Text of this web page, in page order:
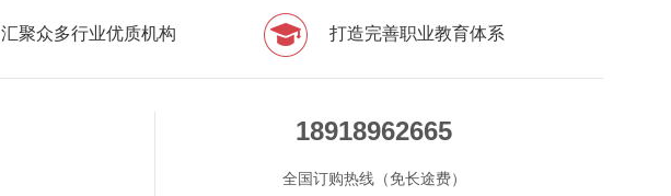
汇聚众多行业优质机构 打造完善职业教育体系
18918962665
全国订购热线（免长途费）